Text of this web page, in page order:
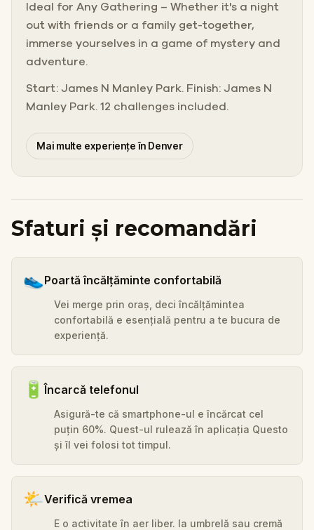
Ideal for Any Gathering – Whether it's a night
out with friends or a family get-together,
immerse yourselves in a game of mystery and
adventure.
Start: James N Manley Park. Finish: James N
Manley Park. 12 challenges included.
Mai multe experiențe în Denver
Sfaturi și recomandări
👟Poartă încălțăminte confortabilă
Vei merge prin oraș, deci încălțămintea
confortabilă e esențială pentru a te bucura de
experiență.
🔋Încarcă telefonul
Asigură-te că smartphone-ul e încărcat cel
puțin 60%. Quest-ul rulează în aplicația Questo
și îl vei folosi tot timpul.
🌤️Verifică vremea
E o activitate în aer liber. Ia umbrelă sau cremă